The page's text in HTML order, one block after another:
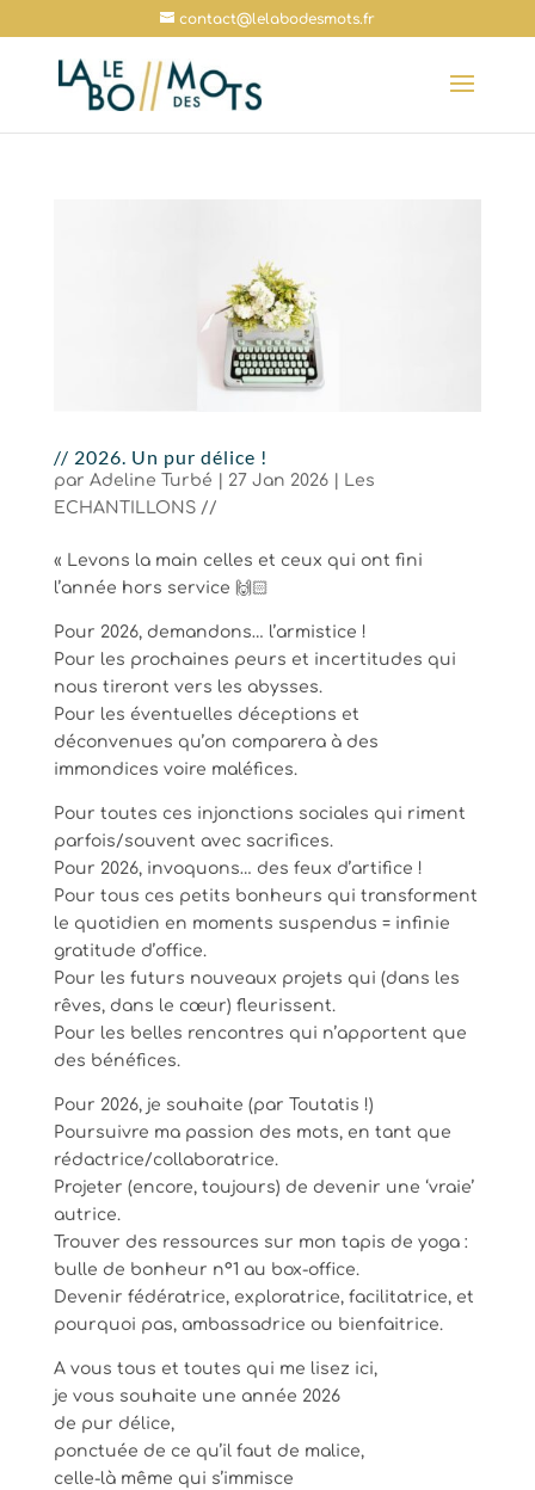
contact@lelabodesmots.fr
// 2026. Un pur délice !
par Adeline Turbé 27 Jan 2026|
Les
ECHANTILLONS //
« Levons la main celles et ceux qui ont fini
l’année hors service 🙌🏻
Pour 2026, demandons… l’armistice !
Pour les prochaines peurs et incertitudes qui
nous tireront vers les abysses.
Pour les éventuelles déceptions et
déconvenues qu’on comparera à des
immondices voire maléfices.
Pour toutes ces injonctions sociales qui riment
parfois/souvent avec sacrifices.
Pour 2026, invoquons… des feux d’artifice !
Pour tous ces petits bonheurs qui transforment
le quotidien en moments suspendus = infinie
gratitude d’office.
Pour les futurs nouveaux projets qui (dans les
rêves, dans le cœur) fleurissent.
Pour les belles rencontres qui n’apportent que
des bénéfices.
Pour 2026, je souhaite (par Toutatis !)
Poursuivre ma passion des mots, en tant que
rédactrice/collaboratrice.
Projeter (encore, toujours) de devenir une ‘vraie’
autrice.
Trouver des ressources sur mon tapis de yoga :
bulle de bonheur n°1 au box-office.
Devenir fédératrice, exploratrice, facilitatrice, et
pourquoi pas, ambassadrice ou bienfaitrice.
A vous tous et toutes qui me lisez ici,
je vous souhaite une année 2026
de pur délice,
ponctuée de ce qu’il faut de malice,
celle-là même qui s’immisce